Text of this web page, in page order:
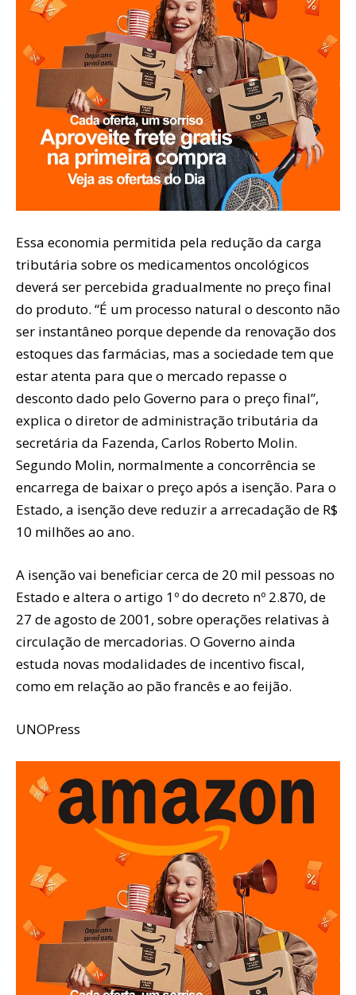
Essa economia permitida pela redução da carga
tributária sobre os medicamentos oncológicos
deverá ser percebida gradualmente no preço final
do produto. “É um processo natural o desconto não
ser instantâneo porque depende da renovação dos
estoques das farmácias, mas a sociedade tem que
estar atenta para que o mercado repasse o
desconto dado pelo Governo para o preço final”,
explica o diretor de administração tributária da
secretária da Fazenda, Carlos Roberto Molin.
Segundo Molin, normalmente a concorrência se
encarrega de baixar o preço após a isenção. Para o
Estado, a isenção deve reduzir a arrecadação de R$
10 milhões ao ano.
A isenção vai beneficiar cerca de 20 mil pessoas no
Estado e altera o artigo 1º do decreto nº 2.870, de
27 de agosto de 2001, sobre operações relativas à
circulação de mercadorias. O Governo ainda
estuda novas modalidades de incentivo fiscal,
como em relação ao pão francês e ao feijão.
UNOPress